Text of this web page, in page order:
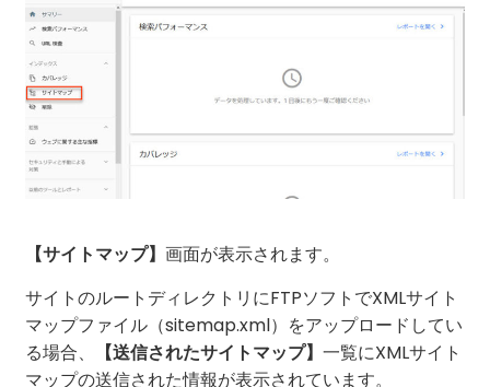
【サイトマップ】画面が表示されます。
サイトのルートディレクトリにFTPソフトでXMLサイト
マップファイル（sitemap.xml）をアップロードしてい
る場合、
【送信されたサイトマップ】一覧にXMLサイト
マップの送信された情報が表示されています。